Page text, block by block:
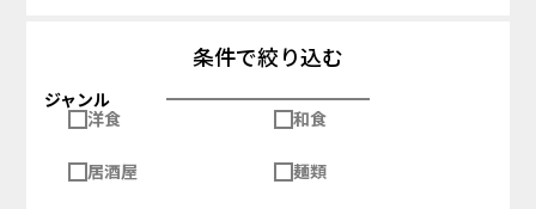
条件で絞り込む
ジャンル
洋食
和食
居酒屋 麺類